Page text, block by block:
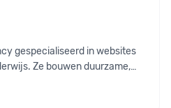
gespecialiseerd in websites
Ze bouwen duurzame,